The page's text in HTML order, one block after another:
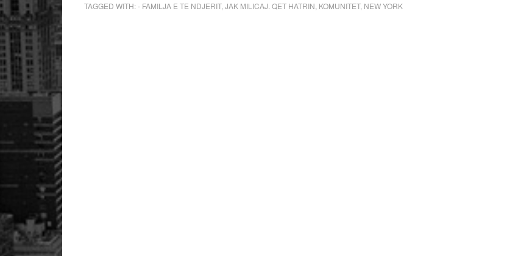
TAGGED WITH:- FAMILJA E TE NDJERIT, JAK MILICAJ. QET HATRIN KOMUNITET, NEW YORK